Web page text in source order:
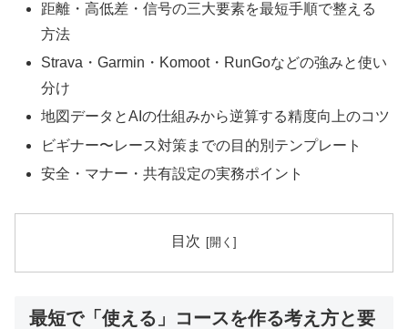
距離・高低差・信号の三大要素を最短手順で整える
方法
Strava・Garmin・Komoot・RunGoなどの強みと使い
分け
地図データとAIの仕組みから逆算する精度向上のコツ
ビギナー〜レース対策までの目的別テンプレート
安全・マナー・共有設定の実務ポイント
目次
最短で「使える」コースを作る考え方と要